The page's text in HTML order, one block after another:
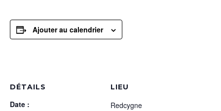
Ajouter au calendrier
DÉTAILS
Date :
LIEU
Redcygne